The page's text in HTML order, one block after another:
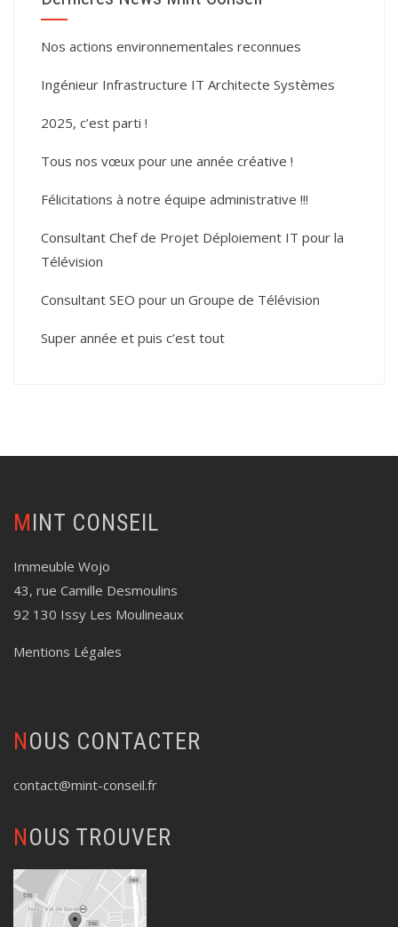
Nos actions environnementales reconnues
Ingénieur Infrastructure IT Architecte Systèmes
2025, c’est parti !
Tous nos vœux pour une année créative !
Félicitations à notre équipe administrative !!!
Consultant Chef de Projet Déploiement IT pour la
Télévision
Consultant SEO pour un Groupe de Télévision
Super année et puis c’est tout
MINT CONSEIL
Immeuble Wojo
43, rue Camille Desmoulins
92 130 Issy Les Moulineaux
Mentions Légales
NOUS CONTACTER
contact@mint-conseil.fr
NOUS TROUVER